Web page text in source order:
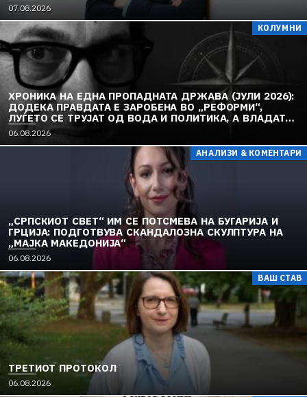
07.08.2026
КОЛУМНИ
ХРОНИКА НА ЕДНА ПРОПАДНАТА ДРЖАВА (ЈУЛИ 2026):
ДОДЕКА ПРАВДАТА Е ЗАРОБЕНА ВО „РЕФОРМИ“,
ЛУЃЕТО СЕ ТРУЈАТ ОД ВОДА И ПОЛИТИКА, А ВЛАДАТА
И ОПОЗИЦИЈАТА СЕ „РЕКОНСТРУИРААТ“ – ЗЕМЈАТА
ТОНЕ ВО „ДОСТОИНСТВО“ И МОЛЧИ ПРЕД УКРАИНА
06.08.2026
АНАЛИЗИ & КОМЕНТАРИ
„СРПСКИОТ СВЕТ“ ИМ СЕ ПОТСМЕВА НА БУГАРИЈА И
ГРЦИЈА: ПОДГОТВУВА СКАНДАЛОЗНА СКУЛПТУРА НА
„МАЈКА МАКЕДОНИЈА“
06.08.2026
ВАШ СТАВ
ТРЕТИОТ ПРОТОКОЛ
06.08.2026